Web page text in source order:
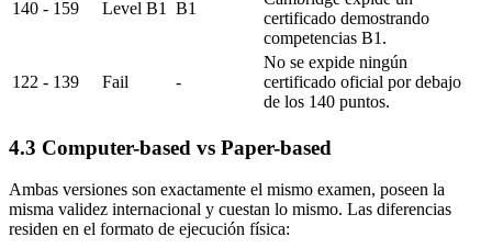
140 - 159 Level B1 B1
certificado demostrando
competencias B1.
122 - 139 Fail -
No se expide ningún
certificado oficial por debajo
de los 140 puntos.
4.3 Computer-based vs Paper-based
Ambas versiones son exactamente el mismo examen, poseen la
misma validez internacional y cuestan lo mismo. Las diferencias
residen en el formato de ejecución física: